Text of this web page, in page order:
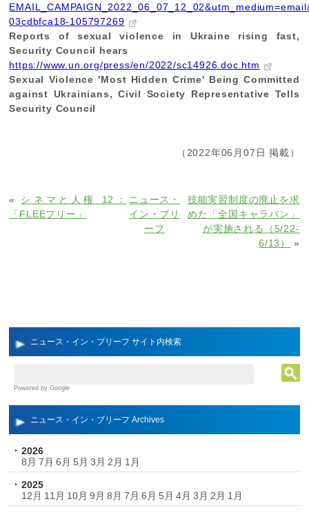
ニュース・イン・ブリーフ サイト内検索
Powered by Google
ニュース・イン・ブリーフ Archives
2026
8月 7月 6月 5月 3月 2月 1月
2025
12月 11月 10月 9月 8月 7月 6月 5月 4月 3月 2月 1月
03cdbfca18-105797269
Reports of sexual violence in Ukraine rising fast,
Security Council hears
https://www.un.org/press/en/2022/sc14926.doc.htm
Sexual Violence 'Most Hidden Crime' Being Committed
against Ukrainians, Civil Society Representative Tells
Security Council
（2022年06月07日 掲載）
« シネマと人権 12：
「FLEEフリー」
技能実習制度の廃止を求
めた「全国キャラバン」
が実施される（5/22‐
6/13）
»
ニュース・
イン・ブリ
ーフ